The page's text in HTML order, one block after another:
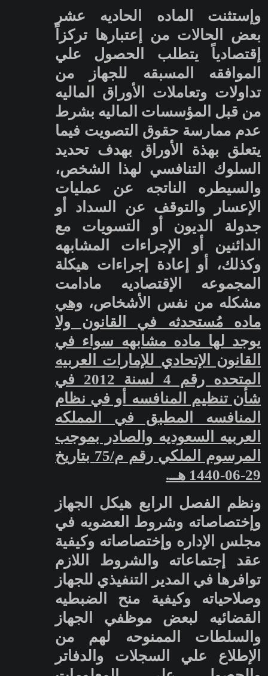
وإستثنت الماده الحاديه عشر
بعض الحالات من إعتبارها تركزاً
إقتصادياً يتطلب الحصول علي
الموافقه المسبقه للجهاز من
تداولات وتعاملات الأوراق الماليه
من قبل المؤسسات الماليه بشرط
عدم ممارسة حقوق التصويت فيما
يتعلق بهذة الأوراق بهدف تحديد
السلوك التنافسي لهذا الشخص،
والسيطره الناتجه عن عمليات
الإعسار والتوقف عن السداد أو
جدولة الديون أو التسويات مع
الدائنين أو الإجراءات المشابهه
وكذلك، أو إعادة إجراءات هيكلة
المجموعه الإقتصاديه مادامت
مشكله من نفس الأشخاص، وهي
ماده مُستحدثه في القانون ولا
يوجد لها ماده مشابهه سواء في
القانون الإتحادي للإمارات العربيه
المتحده رقم 4 لسنة 2012 في
شأن تنظيم المنافسه أو في نظام
المنافسه المطبق في المملكه
العربيه السعوديه والصادر بموجب
المرسوم الملكي رقم م/75 بتاريخ
29-06-1440 هــ.
ونظم الفصل الرابع هيكل الجهاز
وإختصاصاته وشروط العضويه في
مجلس الإداره وإختصاصاته وكيفية
عقد إجتماعاته والشروط اللازم
توافرها في المدير التنفيذي للجهاز
وصلاحياته وكيفية منح الضبطيه
القضائيه لبعض موظفي الجهاز
والسلطات الممنوحه لهم من
الإطلاع علي السجلات والدفاتر